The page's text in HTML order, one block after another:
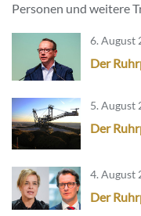
Personen und weitere
6. August
Der
5. August
Der
4. August
Der